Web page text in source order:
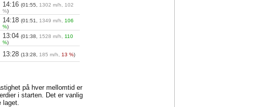
14:16 (01:55, 1302 m/h, 102
%)
14:18 (01:51, 1349 m/h, 106
%)
13:04 (01:38, 1528 m/h, 110
%)
13:28 (13:28, 185 m/h, 13 %)
på hver mellomtid er
i starten. Det er vanlig
laget.